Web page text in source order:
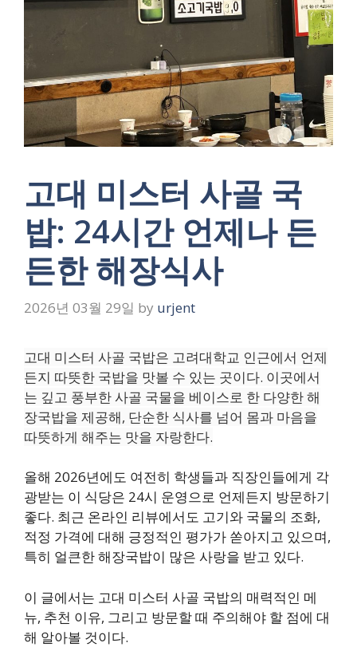
고대 미스터 사골 국
밥: 24시간 언제나 든
든한 해장식사
2026년 03월 29일 by urjent
고대 미스터 사골 국밥은 고려대학교 인근에서 언제
든지 따뜻한 국밥을 맛볼 수 있는 곳이다. 이곳에서
는 깊고 풍부한 사골 국물을 베이스로 한 다양한 해
장국밥을 제공해, 단순한 식사를 넘어 몸과 마음을
따뜻하게 해주는 맛을 자랑한다.
올해 2026년에도 여전히 학생들과 직장인들에게 각
광받는 이 식당은 24시 운영으로 언제든지 방문하기
좋다. 최근 온라인 리뷰에서도 고기와 국물의 조화,
적정 가격에 대해 긍정적인 평가가 쏟아지고 있으며,
특히 얼큰한 해장국밥이 많은 사랑을 받고 있다.
이 글에서는 고대 미스터 사골 국밥의 매력적인 메
뉴, 추천 이유, 그리고 방문할 때 주의해야 할 점에 대
해 알아볼 것이다.